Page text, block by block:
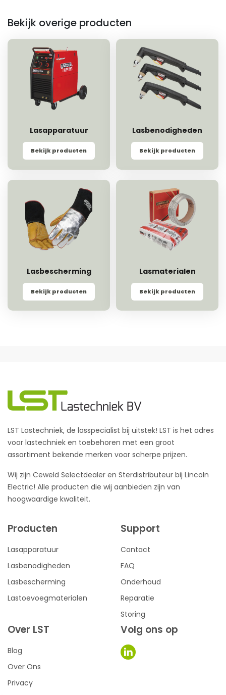
Bekijk overige producten
Lasapparatuur
Bekijk producten
Lasbenodigheden
Bekijk producten
Lasbescherming
Bekijk producten
Lasmaterialen
Bekijk producten
LST Lastechniek, de lasspecialist bij uitstek! LST is het adres
voor lastechniek en toebehoren met een groot
assortiment bekende merken voor scherpe prijzen.
Wij zijn Ceweld Selectdealer en Sterdistributeur bij Lincoln
Electric! Alle producten die wij aanbieden zijn van
hoogwaardige kwaliteit.
Producten
Lasapparatuur
Lasbenodigheden
Lasbescherming
Lastoevoegmaterialen
Support
Contact
FAQ
Onderhoud
Reparatie
Storing
Over LST
Blog
Over Ons
Privacy
Volg ons op